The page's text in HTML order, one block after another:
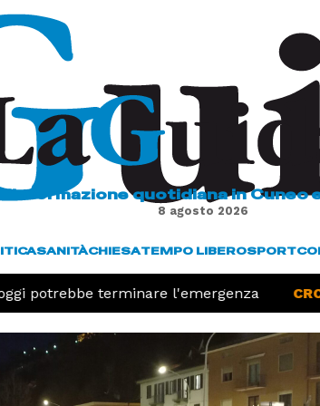
L'informazione quotidiana in Cuneo
8 agosto 2026
SANITÀCHIESATEMPO LIBEROSPORT
terminare l'emergenza